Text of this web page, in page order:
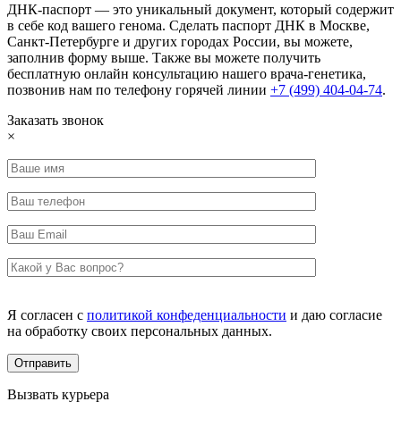
ДНК-паспорт — это уникальный документ, который содержит
в себе код вашего генома. Сделать паспорт ДНК в Москве,
Санкт-Петербурге и других городах России, вы можете,
заполнив форму выше. Также вы можете получить
бесплатную онлайн консультацию нашего врача-генетика,
позвонив нам по телефону горячей линии +7 (499) 404-04-74.
Заказать звонок
×
Я согласен с политикой конфеденциальности и даю согласие
на обработку своих персональных данных.
Вызвать курьера